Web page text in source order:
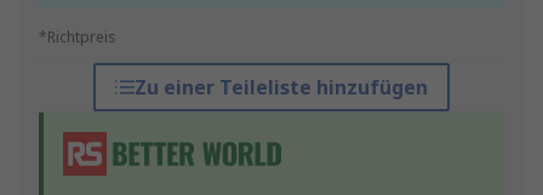
*Richtpreis
Zu einer Teileliste hinzufügen